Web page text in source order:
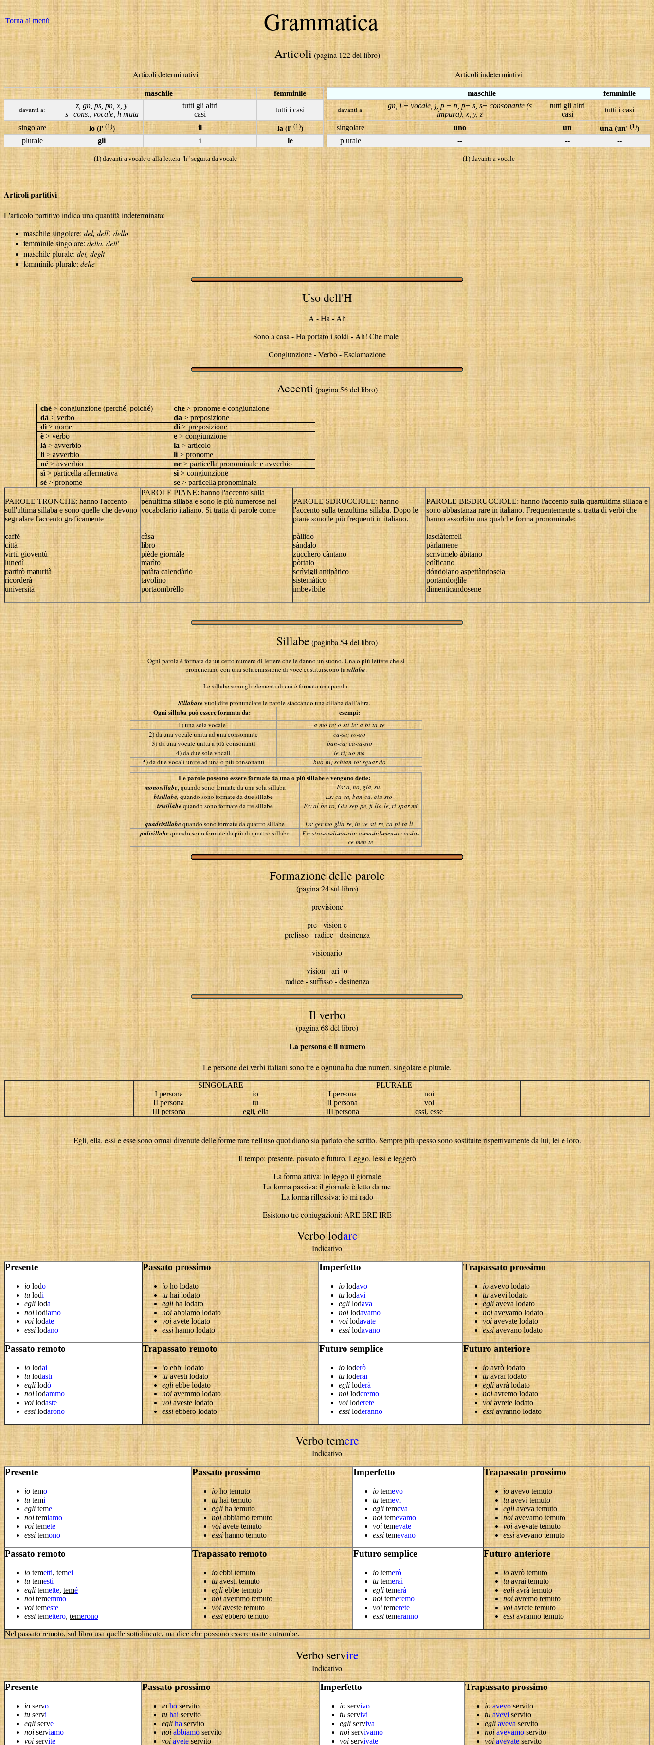
Torna al menù Grammatica
Articoli (pagina 122 del libro)
Articoli determinativi
maschile femminile
davanti a:
z, gn, ps, pn, x, y
s+cons., vocale, h muta
tutti gli altri
casi
tutti i casi
singolare lo(l' (1)) il la (l' (1))
plurale
gli i le
(1) davanti a vocale o alla lettera "h" seguita da vocale
Articoli indetermintivi
maschile femminile
davanti a:
gn, i + vocale, j, p + n, p+ s, s+ consonante (s
impura), x, y, z
tutti gli altri
casi
tutti i casi
singolare uno un una (un' (1))
plurale
-- -- --
(1) davanti a vocale
Articoli partitivi
L'articolo partitivo indica una quantità indeterminata:
maschile singolare: del, dell', dello
femminile singolare:della, dell'
maschile plurale:dei, degli
femminile plurale:delle
Uso dell'H
A - Ha - Ah
Sono a casa - Ha portato i soldi - Ah! Che male!
Congiunzione - Verbo - Esclamazione
Accenti (pagina 56 del libro)
ché> congiunzione (perché, poiché) che> pronome e congiunzione
dà> verbo da > preposizione
dì> nome di> preposizione
è > verbo e > congiunzione
là > avverbio la > articolo
lì > avverbio li > pronome
né > avverbio ne > particella pronominale e avverbio
sì > particella affermativa si> congiunzione
sé> pronome se > particella pronominale
PAROLE TRONCHE: hanno l'accento
sull'ultima sillaba e sono quelle che devono
segnalare l'accento graficamente
caffè
città
virtù gioventù
lunedì
partirò maturità
ricorderà
università
PAROLE PIANE: hanno l'accento sulla
penultima sillaba e sono le più numerose nel
vocabolario italiano. Si tratta di parole come
càsa
lìbro
piède giornàle
marìto
patàta calendàrio
tavolìno
portaombrèllo
PAROLE SDRUCCIOLE: hanno
l'accento sulla terzultima sillaba. Dopo le
piane sono le più frequenti in italiano.
pàllido
sàndalo
zùcchero càntano
pòrtalo
scrìvigli antipàtico
sistemàtico
imbevìbile
PAROLE BISDRUCCIOLE: hanno l'accento sulla quartultima sillaba e
sono abbastanza rare in italiano. Frequentemente si tratta di verbi che
hanno assorbito una qualche forma pronominale:
lasciàtemeli
pàrlamene
scrìvimelo àbitano
edìficano
dóndolano aspettàndosela
portàndoglile
dimenticàndosene
Sillabe (paginba 54 del libro)
Ogni parola è formata da un certo numero di lettere che le danno un suono. Una o più lettere che si
pronunciano con una sola emissione di voce costituiscono lasillaba.
Le sillabe sono gli elementi di cui è formata una parola.
Sillabarevuol dire pronunciare le parole staccando una sillaba dall’altra.
Ogni sillaba può essere formata da: esempi:
1) una sola vocale
a-mo-re; o-sti-le; a-bi-ta-re
2) da una vocale unita ad una consonante
ca-sa; ro-go
3) da una vocale unita a più consonanti
ban-ca; ca-ta-sto
4) da due sole vocali
ie-ri; uo-mo
5) da due vocali unite ad una o più consonanti
buo-ni; schian-to; sguar-do
Le parole possono essere formate da una o più sillabe e vengono dette:
monosillabe,quando sono formate da una sola sillaba
Es: a, no, già, su.
bisillabe, quando sono formate da due sillabe
Es: ca-sa, ban-ca, giu-sto
trisillabequando sono formate da tre sillabe Es: al-be-ro, Giu-sep-pe, fi-lia-le, ri-spar-mi
quadrisillabe quando sono formate da quattro sillabe
Es: ger-mo-glia-re, in-ve-sti-re, ca-pi-ta-li
polisillabequando sono formate da più di quattro sillabe
Es: stra-or-di-na-rio; a-ma-bil-men-te; ve-lo-
ce-men-te
Formazione delle parole
(pagina 24 sul libro)
previsione
pre - vision e
prefisso - radice - desinenza
visionario
vision - ari -o
radice - suffisso - desinenza
Il verbo
(pagina 68 del libro)
La persona e il numero
Le persone dei verbi italiani sono tre e ognuna ha due numeri, singolare e plurale.
SINGOLARE
PLURALE
I persona
II persona
III persona
io
tu
egli, ella
I persona
II persona
III persona
noi
voi
essi, esse
Egli, ella, essi e esse sono ormai divenute delle forme rare nell'uso quotidiano sia parlato che scritto. Sempre più spesso sono sostituite rispettivamente da lui, lei e loro.
Il tempo: presente, passato e futuro. Leggo, lessi e leggerò
La forma attiva: io leggo il giornale
La forma passiva: il giornale è letto da me
La forma riflessiva: io mi rado
Esistono tre coniugazioni: ARE ERE IRE
Verbo lodare
Indicativo
Presente
io lodo
tu lodi
egli loda
noi lodiamo
voi lodate
essi lodano
Passato prossimo
io ho lodato
tu hai lodato
egli ha lodato
noi abbiamo lodato
voi avete lodato
essihanno lodato
Imperfetto
io lodavo
tu lodavi
egli lodava
noi lodavamo
voi lodavate
essi lodavano
Trapassato prossimo
ioavevo lodato
tuavevi lodato
egliaveva lodato
noi avevamo lodato
voiavevate lodato
essiavevano lodato
Passato remoto
io lodai
tu lodasti
egli lodò
noi lodammo
voi lodaste
essi lodarono
Trapassato remoto
ioebbi lodato
tu avesti lodato
egli ebbe lodato
noiavemmo lodato
voi aveste lodato
essi ebbero lodato
Futuro semplice
io loderò
tu loderai
egli loderà
noi loderemo
voi loderete
essi loderanno
Futuro anteriore
io avrò lodato
tu avrai lodato
egli avrà lodato
noiavremo lodato
voi avrete lodato
essiavranno lodato
Verbo temere
Indicativo
Presente
io temo
tu temi
egli teme
noi temiamo
voi temete
essi temono
Passato prossimo
io ho temuto
tu hai temuto
egli ha temuto
noi abbiamo temuto
voi avete temuto
essihanno temuto
Imperfetto
io temevo
tu temevi
egli temeva
noi temevamo
voi temevate
essi temevano
Trapassato prossimo
io avevo temuto
tuavevi temuto
egli aveva temuto
noi avevamo temuto
voi avevate temuto
essiavevano temuto
Passato remoto
io temetti, temei
tu temesti
egli temette, temé
noi tememmo
voi temeste
essi temettero, temerono
Trapassato remoto
io ebbi temuto
tu avesti temuto
egliebbe temuto
noiavemmo temuto
voi aveste temuto
essiebbero temuto
Futuro semplice
io temerò
tu temerai
egli temerà
noi temeremo
voi temerete
essi temeranno
Futuro anteriore
io avrò temuto
tuavrai temuto
egli avrà temuto
noiavremo temuto
voi avrete temuto
essi avranno temuto
Nel passato remoto, sul libro usa quelle sottolineate, ma dice che possono essere usate entrambe.
Verbo servire
Indicativo
Presente
io servo
tu servi
egli serve
noi serviamo
voi servite
Passato prossimo
io ho servito
tu hai servito
egli ha servito
noi abbiamo servito
voi avete servito
Imperfetto
io servivo
tu servivi
egli serviva
noi servivamo
voi servivate
Trapassato prossimo
io avevoservito
tu avevi servito
egli aveva servito
noi avevamo servito
voi avevate servito